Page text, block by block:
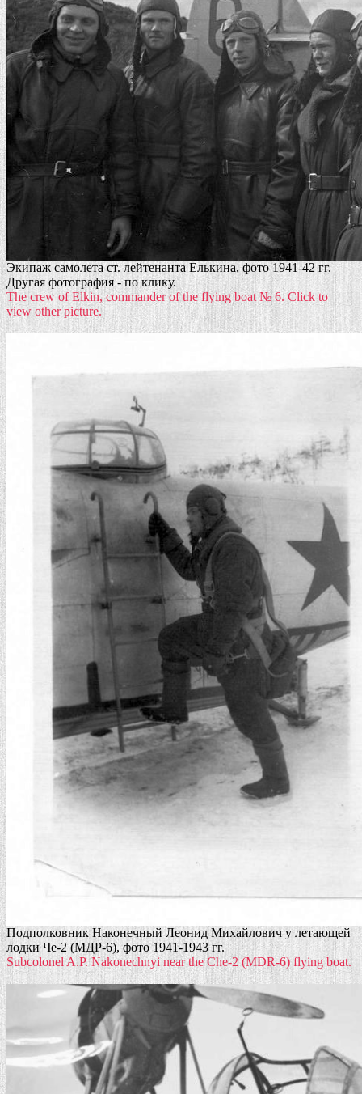
Экипаж самолета ст. лейтенанта Елькина, фото 1941-42 гг.
Другая фотография - по клику.
The crew of Elkin, commander of the flying boat № 6. Click to
view other picture.
Подполковник Наконечный Леонид Михайлович у летающей
лодки Че-2 (МДР-6), фото 1941-1943 гг.
Subcolonel A.P. Nakonechnyi near the Che-2 (MDR-6) flying boat.